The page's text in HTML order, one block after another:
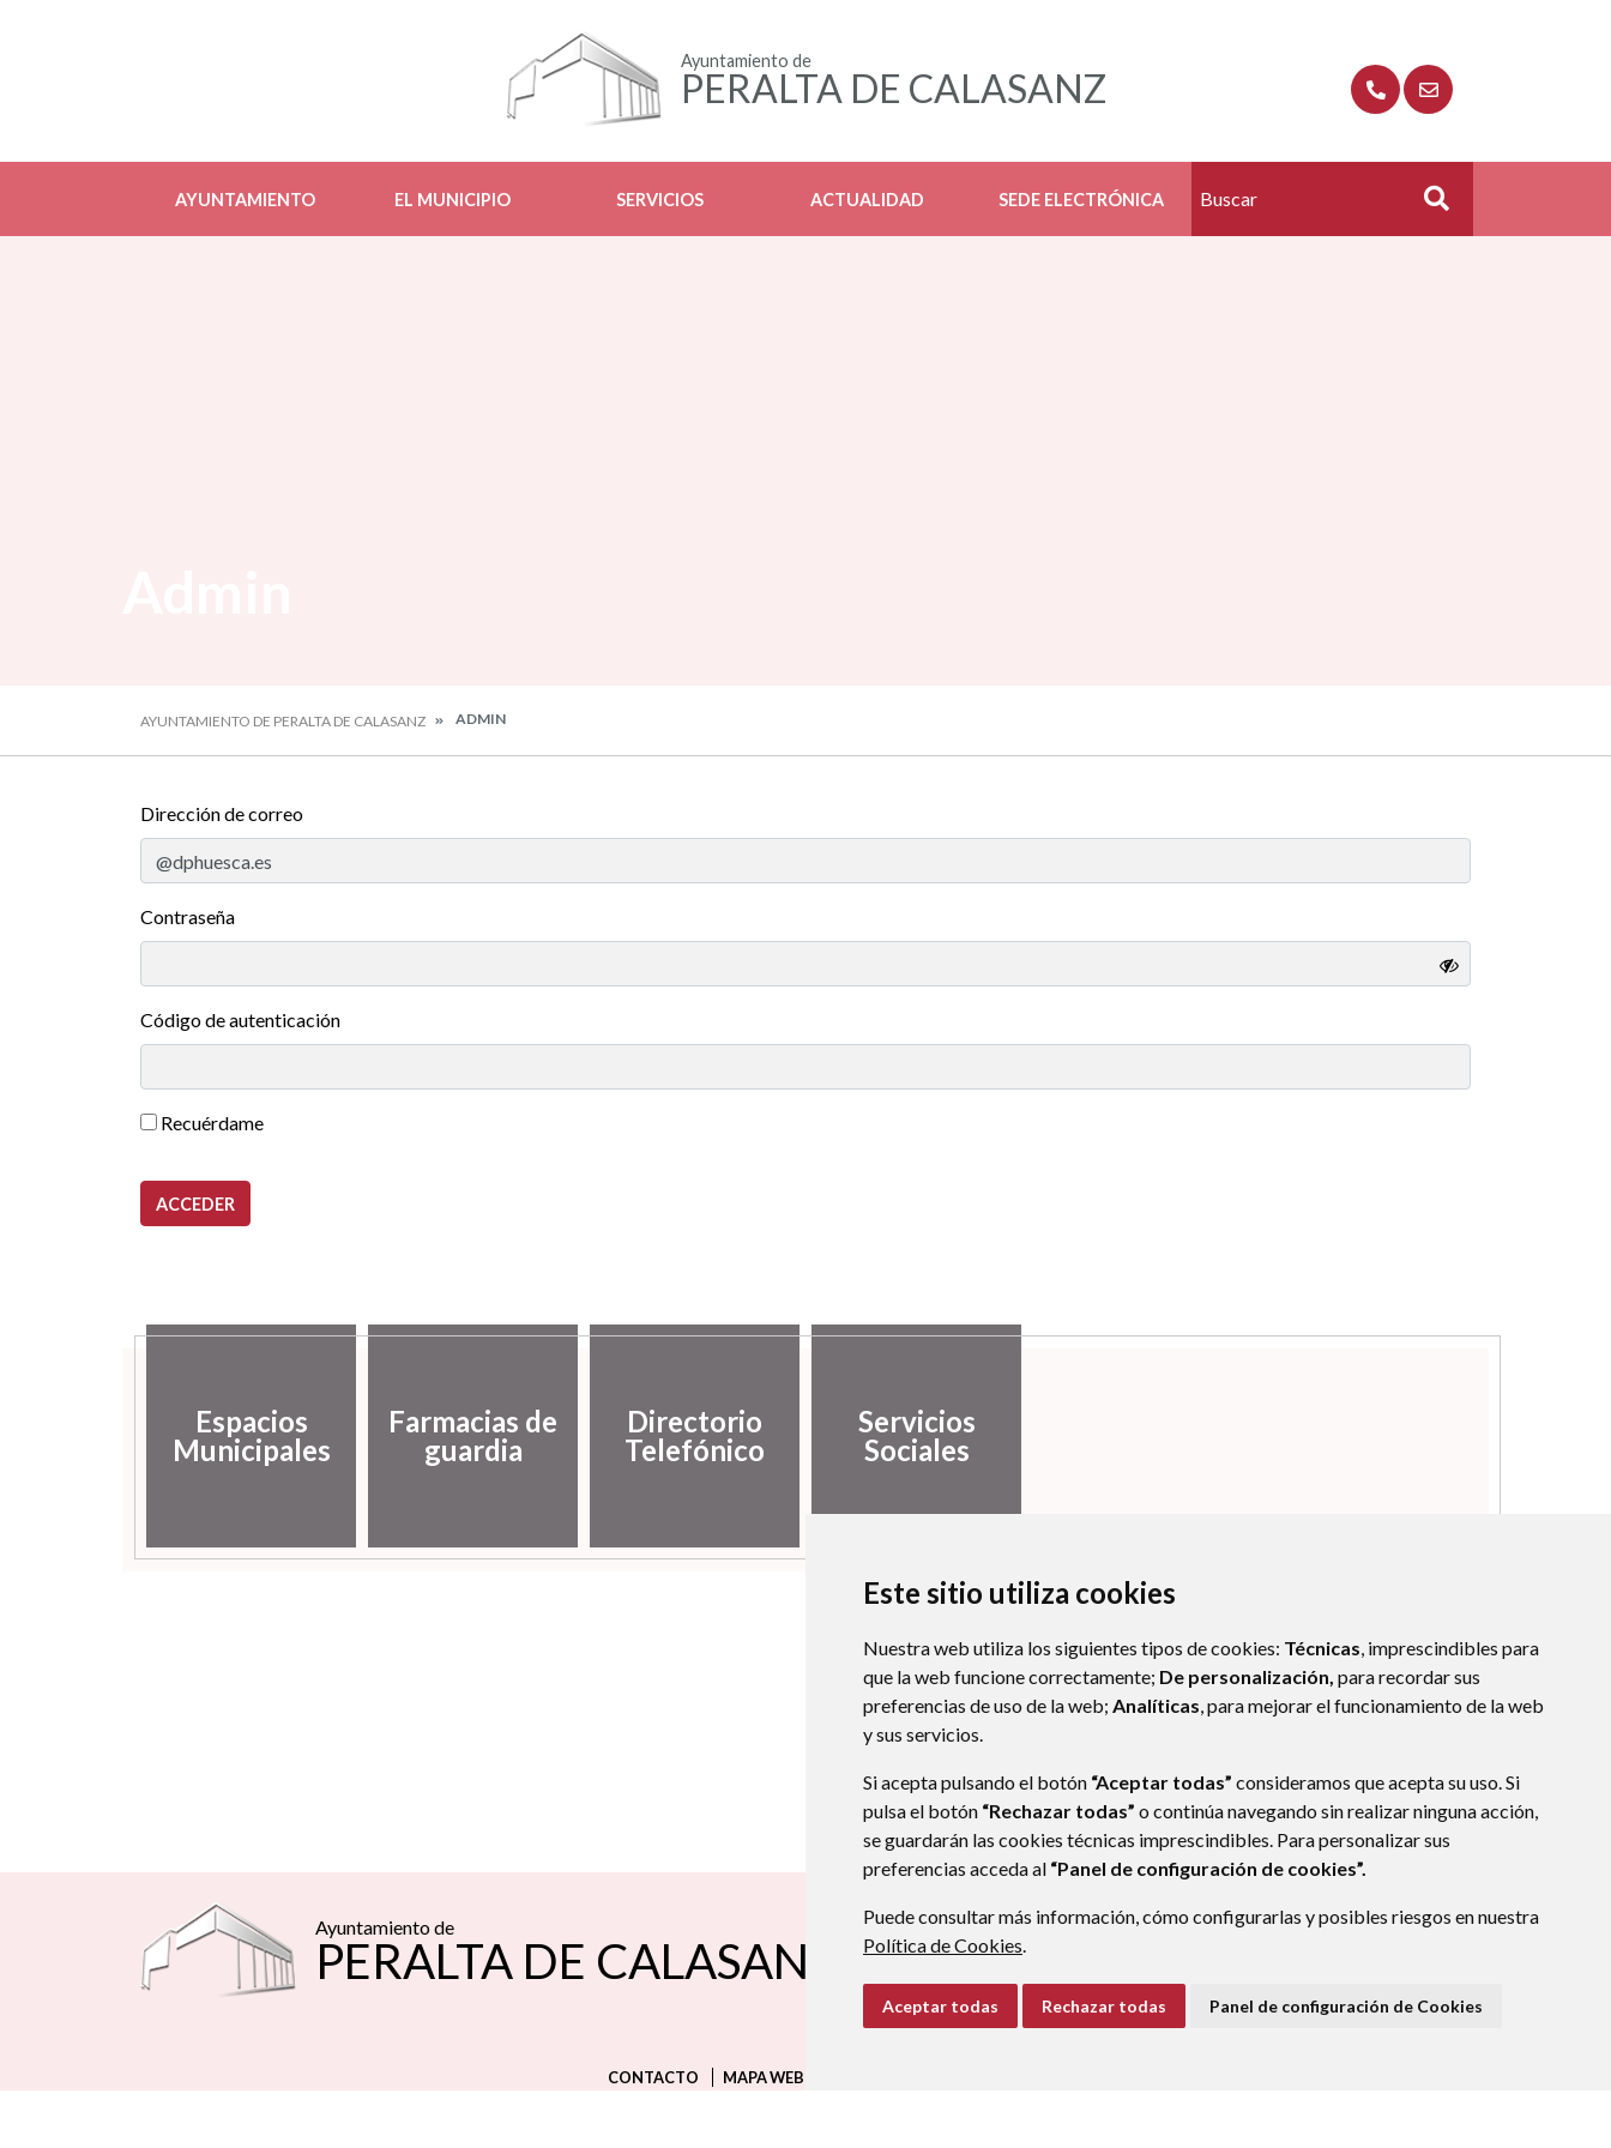
Este sitio utiliza cookies
Nuestra web utiliza los siguientes tipos de cookies: Técnicas, imprescindibles para
que la web funcione correctamente; De personalización, para recordar sus
preferencias de uso de la web; Analíticas, para mejorar el funcionamiento de la web
y sus servicios.
Si acepta pulsando el botón “Aceptar todas” consideramos que acepta su uso. Si
pulsa el botón “Rechazar todas” o continúa navegando sin realizar ninguna acción,
se guardarán las cookies técnicas imprescindibles. Para personalizar sus
preferencias acceda al “Panel de configuración de cookies”.
Puede consultar más información, cómo configurarlas y posibles riesgos en nuestra
Política de Cookies.
Aceptar todas Rechazar todas Panel de configuración de Cookies
Ayuntamiento de
PERALTA DE CALASANZ
AYUNTAMIENTO EL MUNICIPIO SERVICIOS ACTUALIDAD SEDE ELECTRÓNICA Buscar
AYUNTAMIENTO DE PERALTA DE CALASANZ ADMIN
Dirección de correo
Contraseña
Código de autenticación
Recuérdame
ACCEDER
Espacios
Municipales
Farmacias de
guardia
Directorio
Telefónico
Servicios
Sociales
Ayuntamiento de
PERALTA DE CALASANZ Plaza Mayor, nº 1
aytoperaltacalasanz@aragon.es
CONTACTO MAPA WEB